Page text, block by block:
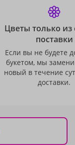
Цветы только из
поставки
Если вы не будете
букетом, мы
новый в течение
доставки.